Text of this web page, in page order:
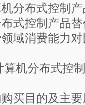
式控制产品
制产品替
费能力对
机分布式控制
目的及主要